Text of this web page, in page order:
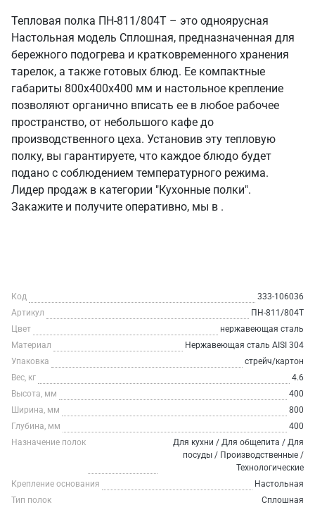
Тепловая полка ПН-811/804Т – это одноярусная
Настольная модель Сплошная, предназначенная для
бережного подогрева и кратковременного хранения
тарелок, а также готовых блюд. Ее компактные
габариты 800х400х400 мм и настольное крепление
позволяют органично вписать ее в любое рабочее
пространство, от небольшого кафе до
производственного цеха. Установив эту тепловую
полку, вы гарантируете, что каждое блюдо будет
подано с соблюдением температурного режима.
Лидер продаж в категории "Кухонные полки".
Закажите и получите оперативно, мы в .
Код
333-106036
Артикул
ПН-811/804Т
Цвет
нержавеющая сталь
Материал
Нержавеющая сталь AISI 304
Упаковка
стрейч/картон
Вес, кг
4.6
Высота, мм
400
Ширина, мм
800
Глубина, мм
400
Назначение полок
Для кухни / Для общепита / Для
посуды / Производственные /
Технологические
Крепление основания
Настольная
Тип полок
Сплошная